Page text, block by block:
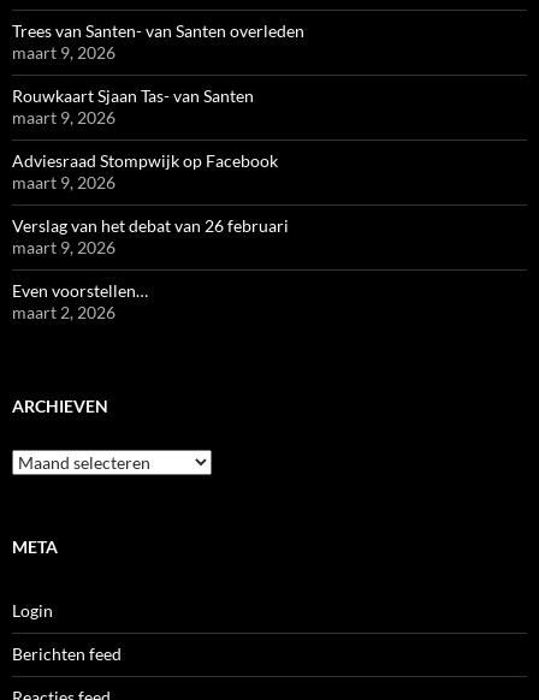
Trees van Santen- van Santen overleden
maart 9, 2026
Rouwkaart Sjaan Tas- van Santen
maart 9, 2026
Adviesraad Stompwijk op Facebook
maart 9, 2026
Verslag van het debat van 26 februari
maart 9, 2026
Even voorstellen…
maart 2, 2026
ARCHIEVEN
Archieven
META
Login
Berichten feed